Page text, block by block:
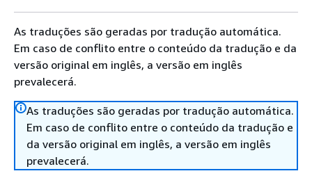
As traduções são geradas por tradução automática.
Em caso de conflito entre o conteúdo da tradução e da
versão original em inglês, a versão em inglês
prevalecerá.
As traduções são geradas por tradução automática.
Em caso de conflito entre o conteúdo da tradução e
da versão original em inglês, a versão em inglês
prevalecerá.